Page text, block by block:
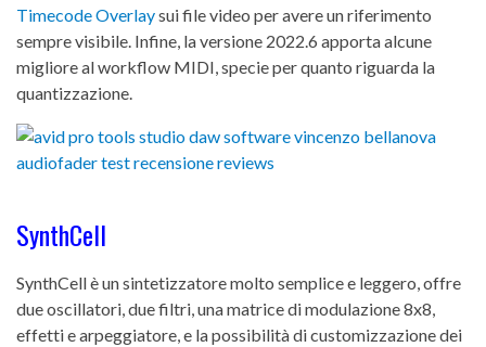
Timecode Overlaysui file video per avere un riferimento
sempre visibile. Infine, la versione 2022.6 apporta alcune
migliore al workflow MIDI, specie per quanto riguarda la
quantizzazione.
SynthCell
SynthCell è un sintetizzatore molto semplice e leggero, offre
due oscillatori, due filtri, una matrice di modulazione 8x8,
effetti e arpeggiatore, e la possibilità di customizzazione dei